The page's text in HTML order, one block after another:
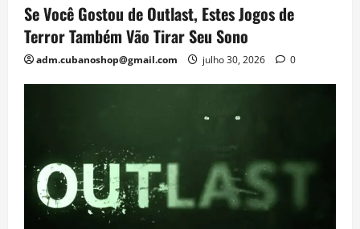
Se Você Gostou de Outlast, Estes Jogos de
Terror Também Vão Tirar Seu Sono
adm.cubanoshop@gmail.com julho 30, 2026 0